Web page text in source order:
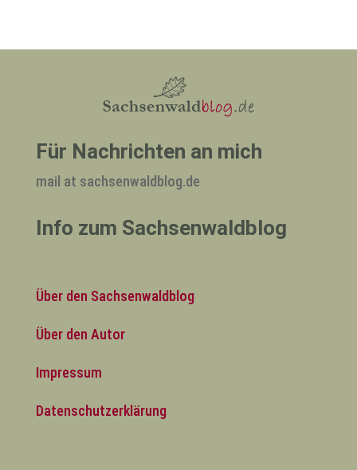
Für Nachrichten an mich
mail at sachsenwaldblog.de
Info zum Sachsenwaldblog
Über den Sachsenwaldblog
Über den Autor
Impressum
Datenschutzerklärung